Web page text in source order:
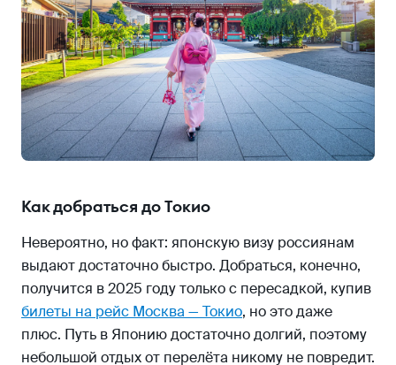
Как добраться до Токио
Невероятно, но факт: японскую визу россиянам
выдают достаточно быстро. Добраться, конечно,
получится в 2025 году только с пересадкой, купив
билеты на рейс Москва — Токио, но это даже
плюс. Путь в Японию достаточно долгий, поэтому
небольшой отдых от перелёта никому не повредит.